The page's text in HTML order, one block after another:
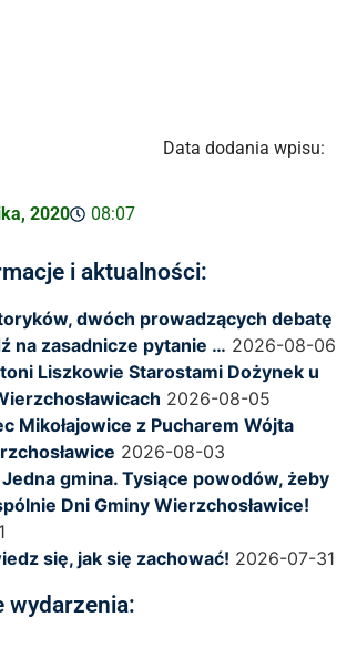
Data dodania wpisu:
2020 08:07
i aktualności:
dwóch prowadzących debatę
na zasadnicze pytanie … 2026-08-06
Liszkowie Starostami Dożynek u
2026-08-05
Mikołajowice z Pucharem Wójta
2026-08-03
gmina. Tysiące powodów, żeby
Dni Gminy Wierzchosławice!
się, jak się zachować! 2026-07-31
wydarzenia: